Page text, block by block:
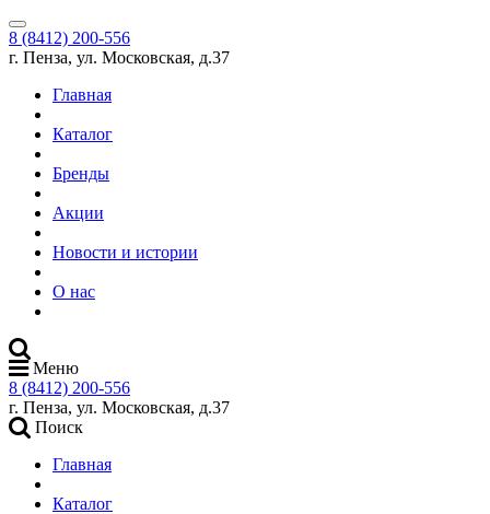
8 (8412) 200-556
г. Пенза, ул. Московская, д.37
Главная
Каталог
Бренды
Акции
Новости и истории
О нас
Меню
8 (8412) 200-556
г. Пенза, ул. Московская, д.37
Поиск
Главная
Каталог